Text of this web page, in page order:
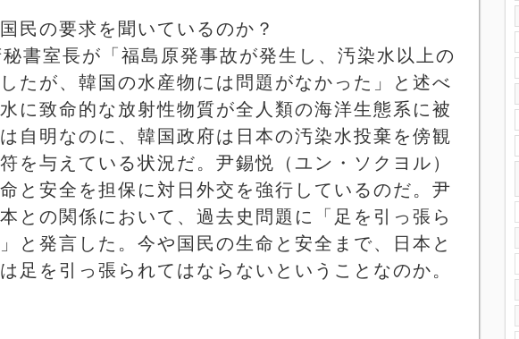
民の要求を聞いているのか？
書室長が「福島原発事故が発生し、汚染水以上の
たが、韓国の水産物には問題がなかった」と述べ
に致命的な放射性物質が全人類の海洋生態系に被
自明なのに、韓国政府は日本の汚染水投棄を傍観
を与えている状況だ。尹錫悦（ユン・ソクヨル）
と安全を担保に対日外交を強行しているのだ。尹
との関係において、過去史問題に「足を引っ張ら
と発言した。今や国民の生命と安全まで、日本と
足を引っ張られてはならないということなのか。